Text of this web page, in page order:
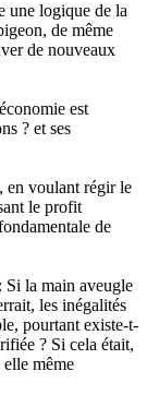
une logique de la
de même
de nouveaux
est
? et ses
en voulant régir le
le profit
de
Si la main aveugle
les inégalités
pourtant existe-t-
? Si cela était,
même